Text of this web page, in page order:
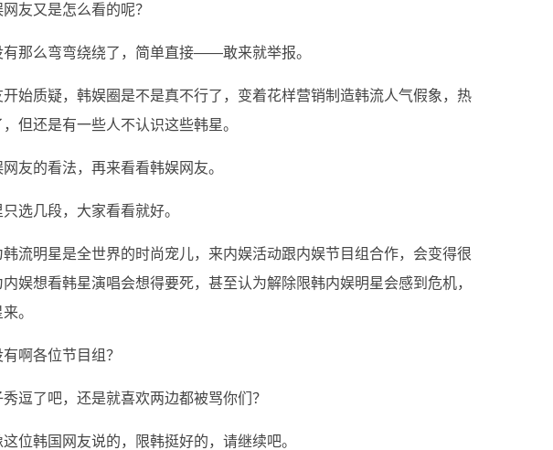
友又是怎么看的呢？
有那么弯弯绕绕了，简单直接——敢来就举报。
开始质疑，韩娱圈是不是真不行了，变着花样营销制造韩流人气假象，热
但还是有一些人不认识这些韩星。
友的看法，再来看看韩娱网友。
选几段，大家看看就好。
流明星是全世界的时尚宠儿，来内娱活动跟内娱节目组合作，会变得很
娱想看韩星演唱会想得要死，甚至认为解除限韩内娱明星会感到危机，
。
啊各位节目组？
逗了吧，还是就喜欢两边都被骂你们？
位韩国网友说的，限韩挺好的，请继续吧。